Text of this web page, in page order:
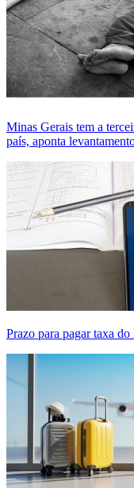
Minas Gerais tem a
país, aponta
Prazo para pagar taxa